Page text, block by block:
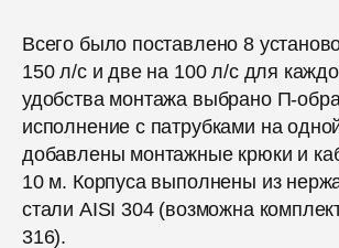
Всего было поставлено 8
150 л/с и две на 100 л/с для
удобства монтажа выбрано П-
исполнение с патрубками на
добавлены монтажные крюки и
10 м. Корпуса выполнены из
стали AISI 304 (возможна
316).